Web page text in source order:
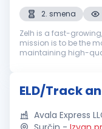
2. smena
Zelh is a fast-
mission is to be the
maintaining high-
ELD/Track
Avala Express